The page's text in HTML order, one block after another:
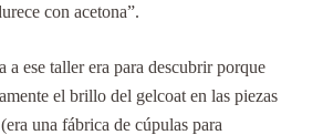
con acetona”.
ese taller era para descubrir porque
el brillo del gelcoat en las piezas
una fábrica de cúpulas para